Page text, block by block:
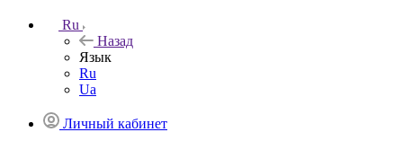
Ru
Назад
Язык
Ru
Ua
Личный кабинет